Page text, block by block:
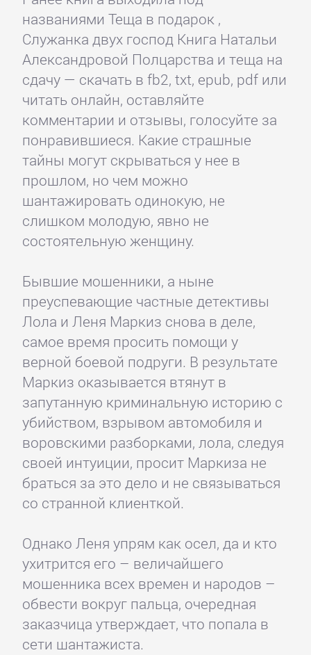
названиями Теща в подарок ,
Служанка двух господ Книга Натальи
Александровой Полцарства и теща на
сдачу — скачать в fb2, txt, epub, pdf или
читать онлайн, оставляйте
комментарии и отзывы, голосуйте за
понравившиеся. Какие страшные
тайны могут скрываться у нее в
прошлом, но чем можно
шантажировать одинокую, не
слишком молодую, явно не
состоятельную женщину.
Бывшие мошенники, а ныне
преуспевающие частные детективы
Лола и Леня Маркиз снова в деле,
самое время просить помощи у
верной боевой подруги. В результате
Маркиз оказывается втянут в
запутанную криминальную историю с
убийством, взрывом автомобиля и
воровскими разборками, лола, следуя
своей интуиции, просит Маркиза не
браться за это дело и не связываться
со странной клиенткой.
Однако Леня упрям как осел, да и кто
ухитрится его – величайшего
мошенника всех времен и народов –
обвести вокруг пальца, очередная
заказчица утверждает, что попала в
сети шантажиста.